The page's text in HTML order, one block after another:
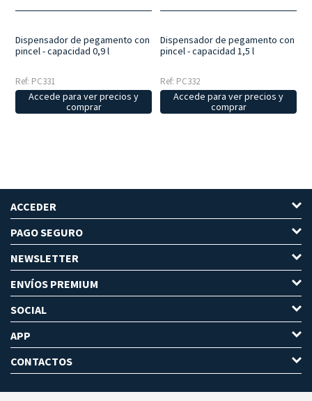
Dispensador de pegamento con
pincel - capacidad 0,9 l
Ref: PC331
Accede para ver precios y
comprar
Dispensador de pegamento con
pincel - capacidad 1,5 l
Ref: PC332
Accede para ver precios y
comprar
ACCEDER
PAGO SEGURO
NEWSLETTER
ENVÍOS PREMIUM
SOCIAL
APP
CONTACTOS